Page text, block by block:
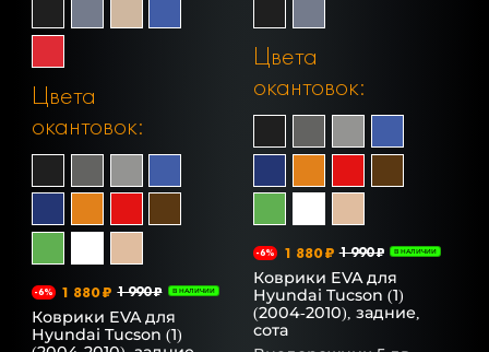
Цвета
окантовок:
-6% 1 880 ₽ 1 990 ₽ В НАЛИЧИИ
Коврики EVA для
Hyundai Tucson (1)
Цвета
окантовок:
-6% 1 880 ₽ 1 990 ₽ В НАЛИЧИИ
Коврики EVA для
Hyundai Tucson (1)
(2004-2010), задние,
сота